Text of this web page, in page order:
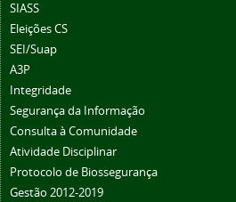
SIASS
Eleições CS
SEI/Suap
A3P
Integridade
Segurança da Informação
Consulta à Comunidade
Atividade Disciplinar
Protocolo de Biossegurança
Gestão 2012-2019